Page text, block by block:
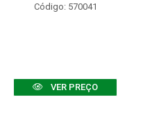
Código: 570041
VER PREÇO